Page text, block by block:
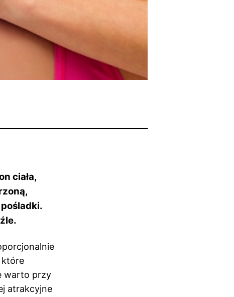
ciała,
które
warto przy
atrakcyjne